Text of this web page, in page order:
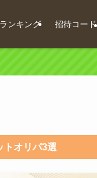
ランキング 招待コード
トオリパ3選